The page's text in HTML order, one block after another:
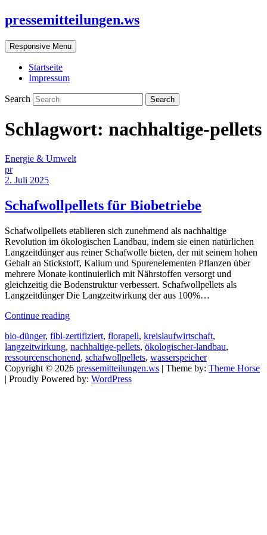
pressemitteilungen.ws
Responsive Menu
Startseite
Impressum
Search
Schlagwort: nachhaltige-pellets
Energie & Umwelt
pr
2. Juli 2025
Schafwollpellets für Biobetriebe
Schafwollpellets etablieren sich zunehmend als nachhaltige
Revolution im ökologischen Landbau, indem sie einen natürlichen
Langzeitdünger aus reiner Schafwolle bieten, der mit seinem hohen
Gehalt an Stickstoff, Kalium und Spurenelementen Pflanzen über
mehrere Monate kontinuierlich mit Nährstoffen versorgt und
gleichzeitig die Bodenstruktur verbessert. Schafwollpellets als
Langzeitdünger Die Langzeitwirkung der aus 100%…
Continue reading
bio-dünger, fibl-zertifiziert, florapell, kreislaufwirtschaft,
langzeitwirkung, nachhaltige-pellets, ökologischer-landbau,
ressourcenschonend, schafwollpellets, wasserspeicher
Copyright © 2026 pressemitteilungen.ws | Theme by: Theme Horse
| Proudly Powered by: WordPress